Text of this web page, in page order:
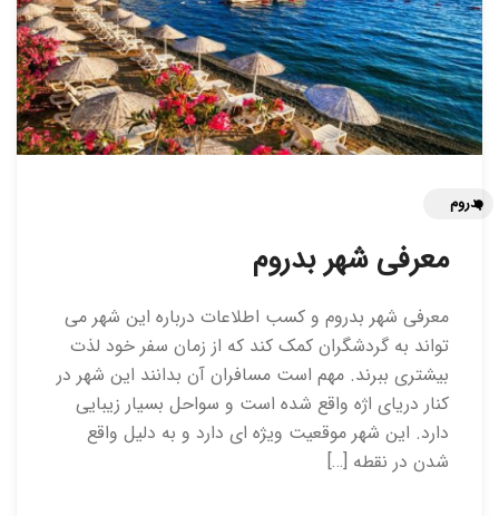
بدروم
معرفی شهر بدروم
معرفی شهر بدروم و کسب اطلاعات درباره این شهر می
تواند به گردشگران کمک کند که از زمان سفر خود لذت
بیشتری ببرند. مهم است مسافران آن بدانند این شهر در
کنار دریای اژه واقع شده است و سواحل بسیار زیبایی
دارد. این شهر موقعیت ویژه ای دارد و به دلیل واقع
شدن در نقطه […]